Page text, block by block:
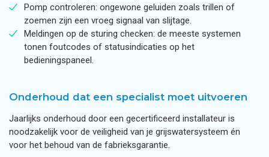
Pomp controleren: ongewone geluiden zoals trillen of
zoemen zijn een vroeg signaal van slijtage.
Meldingen op de sturing checken: de meeste systemen
tonen foutcodes of statusindicaties op het
bedieningspaneel.
Onderhoud dat een specialist moet uitvoeren
Jaarlijks onderhoud door een gecertificeerd installateur is
noodzakelijk voor de veiligheid van je grijswatersysteem én
voor het behoud van de fabrieksgarantie.